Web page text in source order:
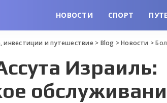
НОВОСТИ СПОРТ
инвестиции и путешествие> Blog >Новости >
Израиль: